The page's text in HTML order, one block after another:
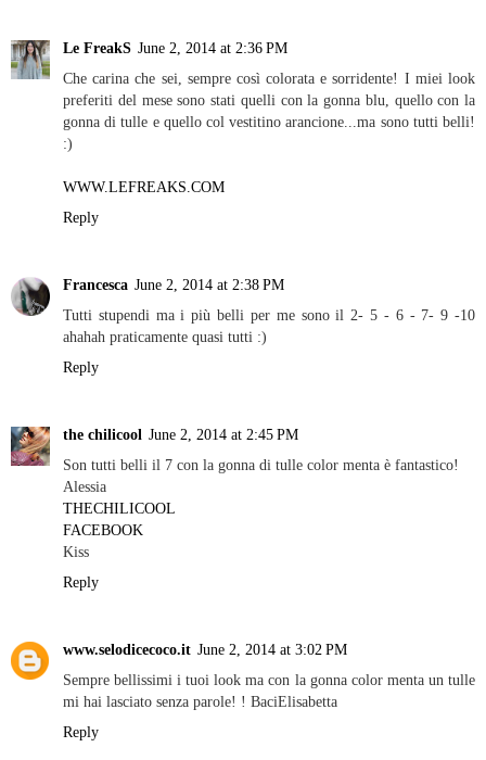
Le FreakS June 2, 2014 at 2:36 PM
Che carina che sei, sempre così colorata e sorridente! I miei look
preferiti del mese sono stati quelli con la gonna blu, quello con la
gonna di tulle e quello col vestitino arancione...ma sono tutti belli!
:)
WWW.LEFREAKS.COM
Reply
Francesca June 2, 2014 at 2:38 PM
Tutti stupendi ma i più belli per me sono il 2- 5 - 6 - 7- 9 -10
ahahah praticamente quasi tutti :)
Reply
the chilicool June 2, 2014 at 2:45 PM
Son tutti belli il 7 con la gonna di tulle color menta è fantastico!
Alessia
THECHILICOOL
FACEBOOK
Kiss
Reply
www.selodicecoco.it June 2, 2014 at 3:02 PM
Sempre bellissimi i tuoi look ma con la gonna color menta un tulle
mi hai lasciato senza parole! ! BaciElisabetta
Reply